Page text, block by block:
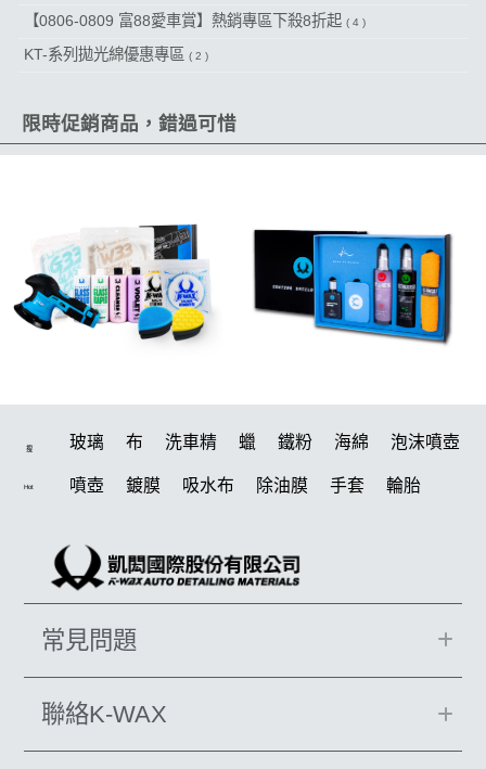
【0806-0809 富88愛車賞】熱銷專區下殺8折起 ( 4 )
KT-系列拋光綿優惠專區 ( 2 )
限時促銷商品，錯過可惜
搜
Hot
玻璃 布 洗車精 蠟 鐵粉 海綿 泡沫噴壺
噴壺 鍍膜 吸水布 除油膜 手套 輪胎
洗車 美白 鍍膜劑 拋光
刷子 K-WAX CS 封體維護劑 II代
常見問題
聯絡K-WAX